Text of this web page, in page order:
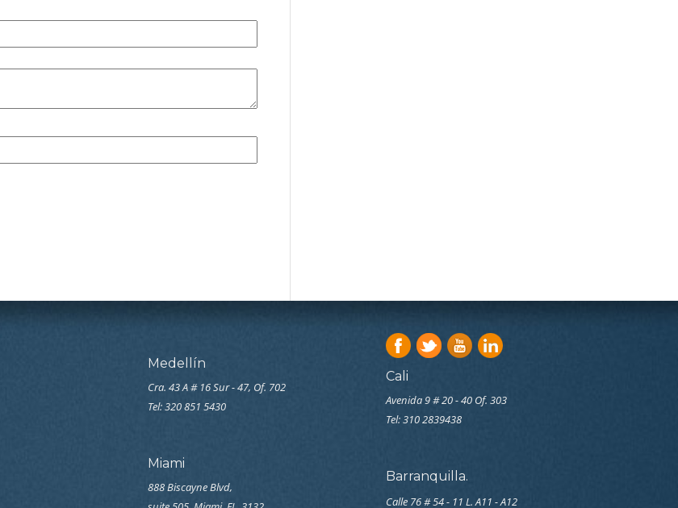
Medellín
Cra. 43 A # 16 Sur - 47, Of. 702
Tel: 320 851 5430
Miami
888 Biscayne Blvd,
Cali
Avenida 9 # 20 - 40 Of. 303
Tel:310 2839438
Barranquilla.
Calle 76 # 54 - 11 L. A11 - A12